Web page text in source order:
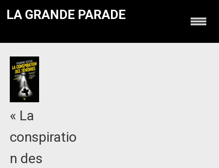
LA GRANDE PARADE
« La
conspiratio
n des